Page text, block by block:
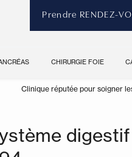
Prendre RENDEZ-
CHIRURGIE FOIE
Clinique réputée pour soigner